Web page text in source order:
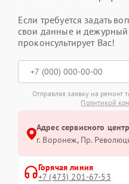
Если требуется задать
свои данные и дежурный
проконсультирует Вас!
Отправляя заявку на ремонт
Политикой
Адрес сервисного
г. Воронеж, Пр.
Горячая линия
+7 (473) 201-67-53